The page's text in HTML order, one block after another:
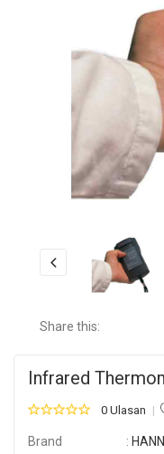
Share this:
Infrared
0 Ulasan
Brand :